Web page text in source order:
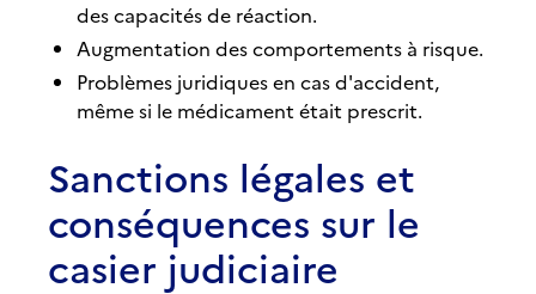
des capacités de réaction.
Augmentation des comportements à risque.
Problèmes juridiques en cas d'accident,
même si le médicament était prescrit.
Sanctions légales et
conséquences sur le
casier judiciaire